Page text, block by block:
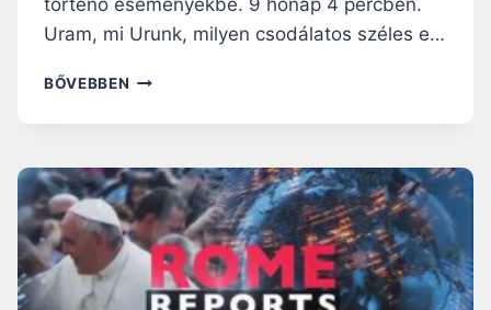
történő eseményekbe. 9 hónap 4 percben.
Uram, mi Urunk, milyen csodálatos széles e…
BŐVEBBEN CSODÁLATOS!
FOGANTATÁSTÓL
A
SZÜLETÉSIG
–
VIDEÓ